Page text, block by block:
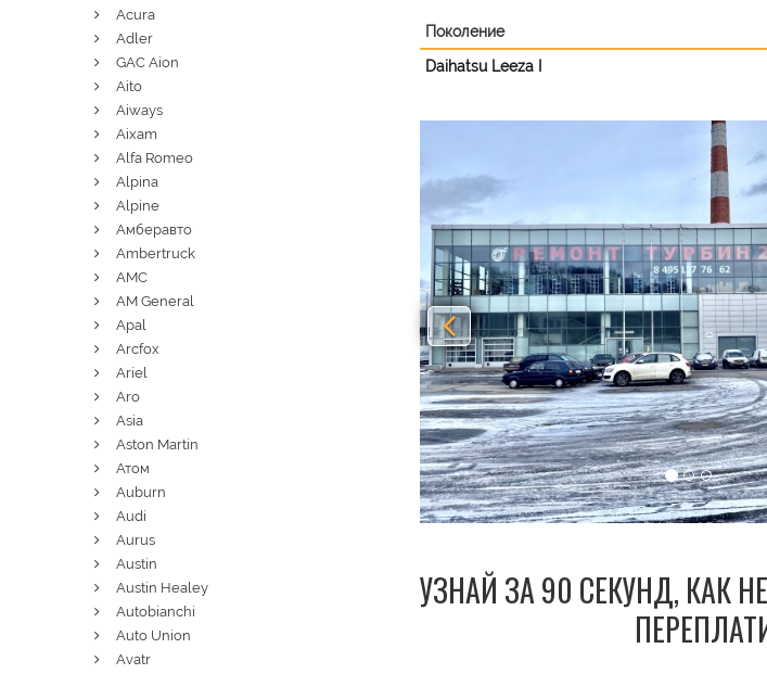
Поколение
Daihatsu Leeza I
УЗНАЙ ЗА 90 СЕКУНД, КАК
Acura
Adler
GAC Aion
Aito
Aiways
Aixam
Alfa Romeo
Alpina
Alpine
Амберавто
Ambertruck
AMC
AM General
Apal
Arcfox
Ariel
Aro
Asia
Aston Martin
Атом
Auburn
Audi
Aurus
Austin
Austin Healey
Autobianchi
Auto Union
Avatr